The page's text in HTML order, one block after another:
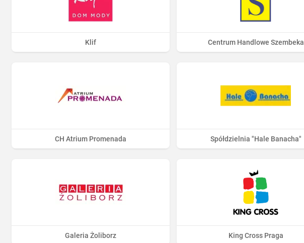
Klif Centrum Handlowe Szembeka
CH Atrium Promenada Spółdzielnia "Hale Banacha"
Galeria Żoliborz King Cross Praga